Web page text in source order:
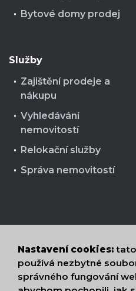
Bytové domy prodej
Služby
Zajištění prodeje a
nákupu
Vyhledávání
nemovitostí
Relokační služby
Správa nemovitostí
Nastavení cookies:
používá nezbytné
správného fungování